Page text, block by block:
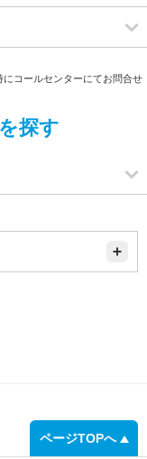
コールセンターにてお問合せ
探す
ページTOPへ